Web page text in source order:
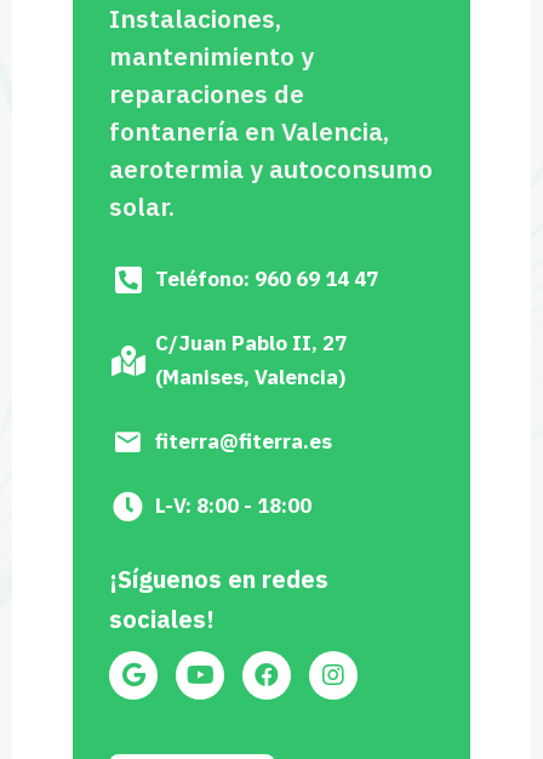
Instalaciones,
mantenimiento y
reparaciones de
fontanería en Valencia,
aerotermia y autoconsumo
solar.
Teléfono: 960 69 14 47
C/Juan Pablo II, 27
(Manises, Valencia)
fiterra@fiterra.es
L-V: 8:00 - 18:00
¡Síguenos en redes
sociales!